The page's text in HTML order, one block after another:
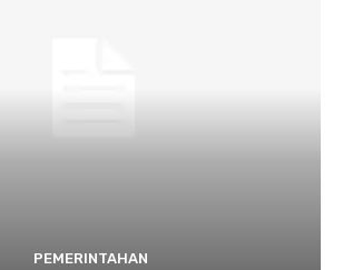
PEMERINTAHAN